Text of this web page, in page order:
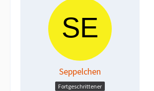
Seppelchen
Fortgeschrittener